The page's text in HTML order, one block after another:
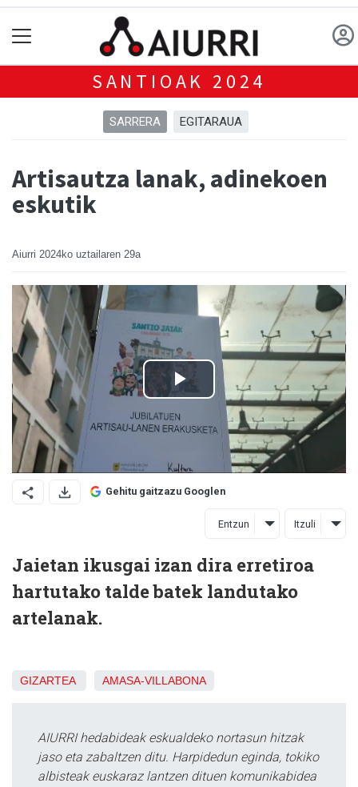
SANTIOAK 2024
SARRERA EGITARAUA
Artisautza lanak, adinekoen
eskutik
Aiurri 2024ko uztailaren 29a
Gehitu gaitzazu Googlen
Entzun Itzuli
Jaietan ikusgai izan dira erretiroa
hartutako talde batek landutako
artelanak.
GIZARTEA AMASA-VILLABONA
AIURRI hedabideak eskualdeko nortasun hitzak
jaso eta zabaltzen ditu. Harpidedun eginda, tokiko
albisteak euskaraz lantzen dituen komunikabidea